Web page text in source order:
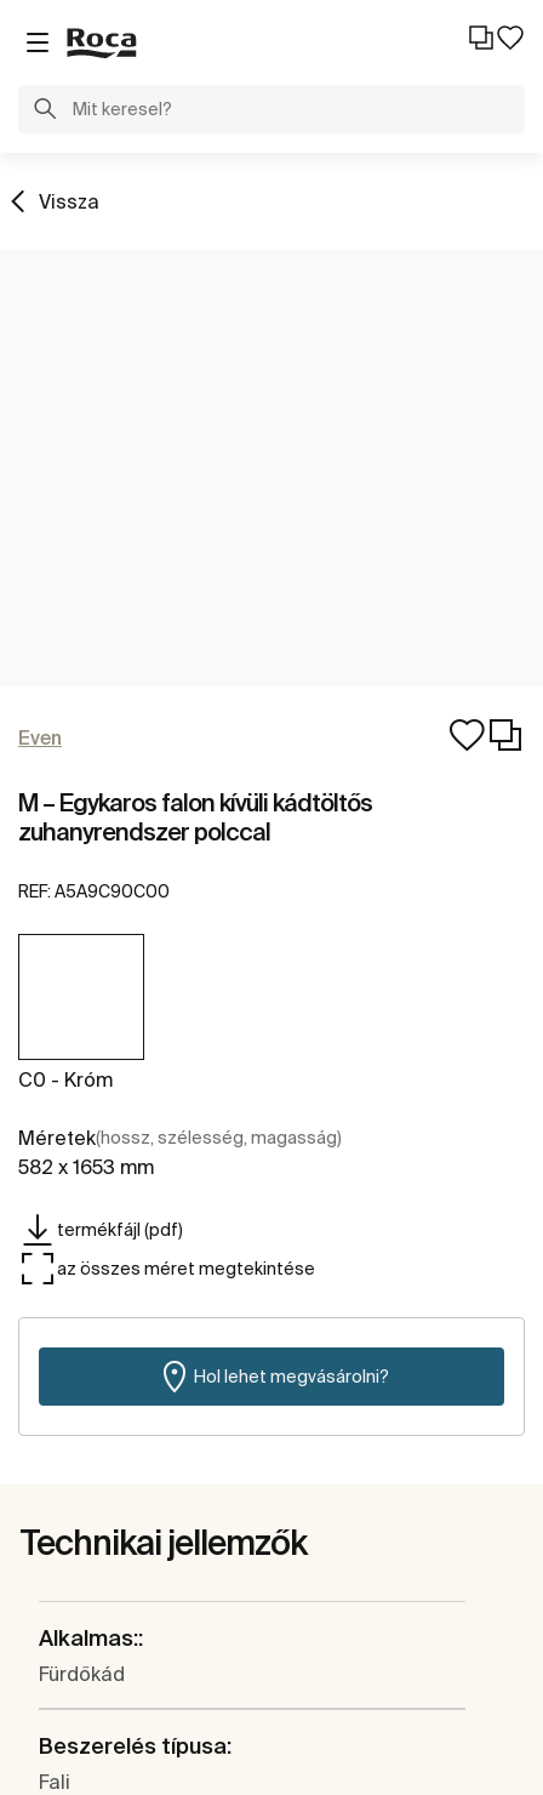
Vissza
Even
M – Egykaros falon kívüli kádtöltős
zuhanyrendszer polccal
REF: A5A9C90C00
C0 - Króm
Méretek(hossz, szélesség, magasság)
582 x 1653 mm
termékfájl (pdf)
az összes méret megtekintése
Hol lehet megvásárolni?
Technikai jellemzők
Alkalmas::
Fürdőkád
Beszerelés típusa:
Fali